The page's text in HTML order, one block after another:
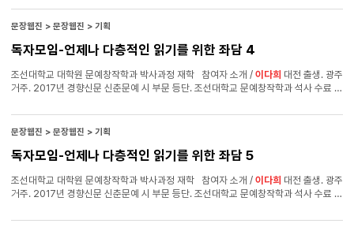
말씀하신 차원만 가지고도 정말 많은 이야기를 할 수 있어서, 그에 대해서는 더 깊게
들어가진 않겠습니다. 이제 문학상에 관한 이야기를 해볼까요. 문학상이라는 게 주류의
키우려는 시도라고 볼 수도 있을 것 같은데 어떻게 생각하시나요?
관해서. (웃음)이다희: 문학상은 자신만의 문학성을 따지게 되잖아요. 그에 맞는
작가를 뽑고요. 그런데 장강명 작가의 책을 읽으면 문학상의 문학성이 아니라 물적
문장웹진 > 문장웹진 > 기획
독자모임-언제나 다층적인 읽기를 위한 좌담 4
조선대학교 대학원 문예창작학과 박사과정 재학 참여자 소개 / 이다희
거주. 2017년 경향신문 신춘문예 시 부문 등단. 조선대학교 문예창작학과 석사 수료
2018년 05월호》
문장웹진 > 문장웹진 > 기획
독자모임-언제나 다층적인 읽기를 위한 좌담 5
조선대학교 대학원 문예창작학과 박사과정 재학 참여자 소개 / 이다희
거주. 2017년 경향신문 신춘문예 시 부문 등단. 조선대학교 문예창작학과 석사 수료
2018년 06월호》